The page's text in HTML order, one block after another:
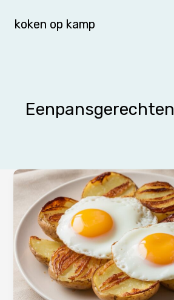
naarkoken op kamp
Eenpansgerechten